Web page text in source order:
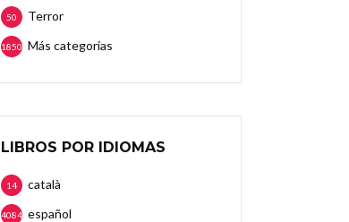
Terror
50
Más categorias
1850
LIBROS POR IDIOMAS
català
14
español
4084